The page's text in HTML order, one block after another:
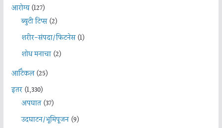
आरोग्य(127)
ब्युटी टिप्स(2)
शरीर-संपदा/फिटनेस(1)
शोध मनाचा(2)
आर्टिकल(25)
इतर(1,330)
अपघात(37)
उदघाटन/भूमिपूजन(9)